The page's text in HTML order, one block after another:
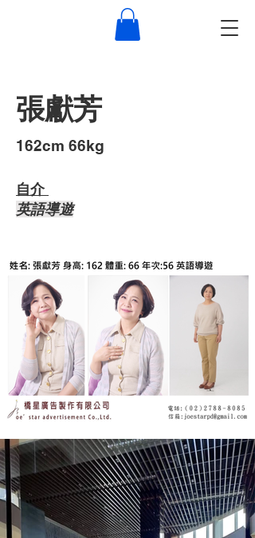
張獻芳
​162cm 66kg
自介 ​
​英語導遊